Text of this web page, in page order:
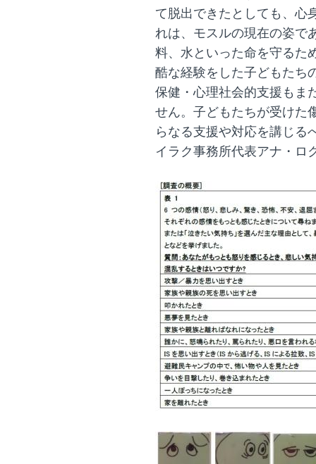
て脱出できたとしても、心
れは、モスルの現在の姿で
料、水といった命を守るた
酷な経験をした子どもたち
保健・心理社会的支援もま
せん。子どもたちが受けた
らなる支援や対応を講じる
イラク事務所代表アナ・ロ